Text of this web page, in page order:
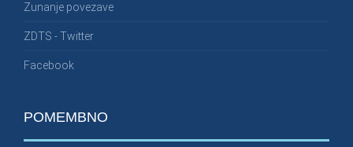
Zunanje povezave
ZDTS - Twitter
Facebook
POMEMBNO